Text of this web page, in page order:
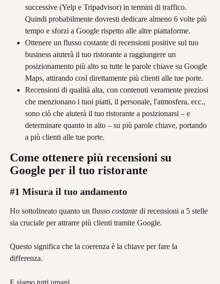
successive (Yelp e Tripadvisor) in termini di traffico.
Quindi probabilmente dovresti dedicare almeno 6 volte più
tempo e sforzi a Google rispetto alle altre piattaforme.
Ottenere un flusso costante di recensioni positive sul tuo
business aiuterà il tuo ristorante a raggiungere un
posizionamento più alto su tutte le parole chiave su Google
Maps, attirando così direttamente più clienti alle tue porte.
Recensioni di qualità alta, con contenuti veramente preziosi
che menzionano i tuoi piatti, il personale, l'atmosfera, ecc.,
sono ciò che aiuterà il tuo ristorante a posizionarsi – e
determinare quanto in alto – su più parole chiave, portando
a più clienti alle tue porte.
Come ottenere più recensioni su
Google per il tuo ristorante
#1 Misura il tuo andamento
Ho sottolineato quanto un flusso costante di recensioni a 5 stelle
sia cruciale per attrarre più clienti tramite Google.
Questo significa che la coerenza è la chiave per fare la
differenza.
E siamo tutti umani.